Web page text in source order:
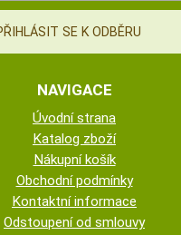
NAVIGACE
Úvodní strana
Katalog zboží
Nákupní košík
Obchodní podmínky
Kontaktní informace
Odstoupení od smlouvy